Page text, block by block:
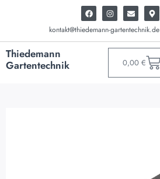
kontakt@thiedemann-gartentechnik.de
Thiedemann
Gartentechnik
0,00 €